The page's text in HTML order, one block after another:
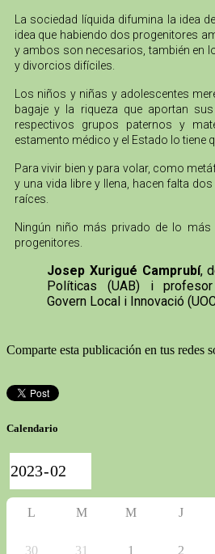
La sociedad líquida difumina la idea
idea que habiendo dos progenitores
y ambos son necesarios, también en
y divorcios difíciles.
Los niños y niñas y adolescentes
bagaje y la riqueza que aportan
respectivos grupos paternos y
estamento médico y el Estado lo tiene
Para vivir bien y para volar, como
y una vida libre y llena, hacen falta
raíces.
Ningún niño más privado de lo
progenitores.
Josep Xurigué Camprubí,
Políticas (UAB) i
Govern Local i Innovació
Comparte esta publicación en tus redes
Calendario
L M M J
30 31 1 2